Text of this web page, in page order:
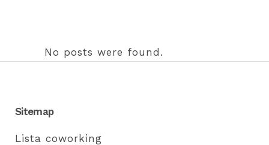
No posts were found.
Sitemap
Lista coworking